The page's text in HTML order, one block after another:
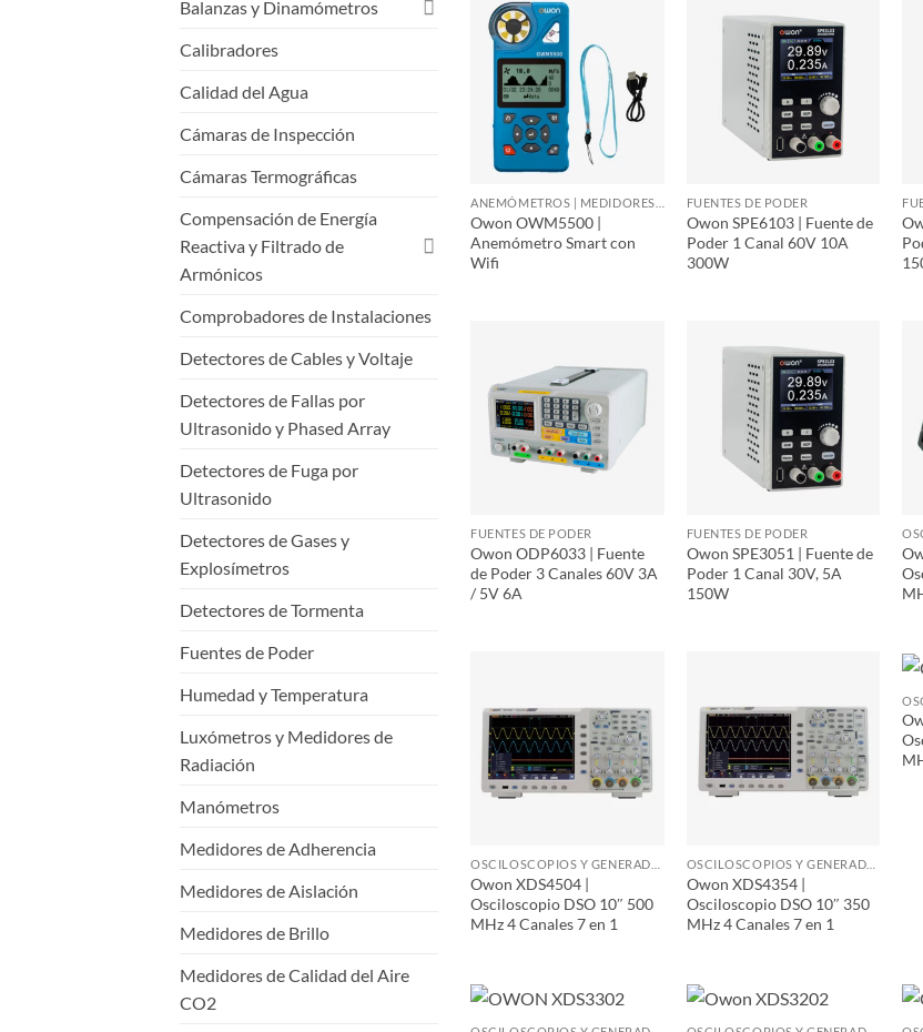
Balanzas y Dinamómetros
Calibradores
Calidad del Agua
Cámaras de Inspección
Cámaras Termográficas
Compensación de Energía
Reactiva y Filtrado de
Armónicos
Comprobadores de Instalaciones
Detectores de Cables y Voltaje
Detectores de Fallas por
Ultrasonido y Phased Array
Detectores de Fuga por
Ultrasonido
Detectores de Gases y
Explosímetros
Detectores de Tormenta
Fuentes de Poder
Humedad y Temperatura
Luxómetros y Medidores de
Radiación
Manómetros
Medidores de Adherencia
Medidores de Aislación
Medidores de Brillo
Medidores de Calidad del Aire
CO2
Owon OWM5500 |
Anemómetro Smart con
Wifi
FUENTES DE PODER
Owon SPE6103 | Fuente de
Poder 1 Canal 60V 10A
300W
FUENTES DE PODER
Owon ODP6033 | Fuente
de Poder 3 Canales 60V 3A
/ 5V 6A
FUENTES DE PODER
Owon SPE3051 | Fuente de
Poder 1 Canal 30V, 5A
150W
Owon XDS4504 |
Osciloscopio DSO 10″ 500
MHz 4 Canales 7 en 1
Owon XDS4354 |
Osciloscopio DSO 10″ 350
MHz 4 Canales 7 en 1